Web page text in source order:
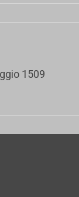
1509